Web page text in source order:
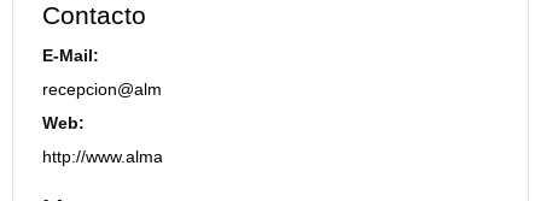
Contacto
E-Mail:
recepcion@almacenelgallito.com
Web:
http://www.almacenelgallito.com